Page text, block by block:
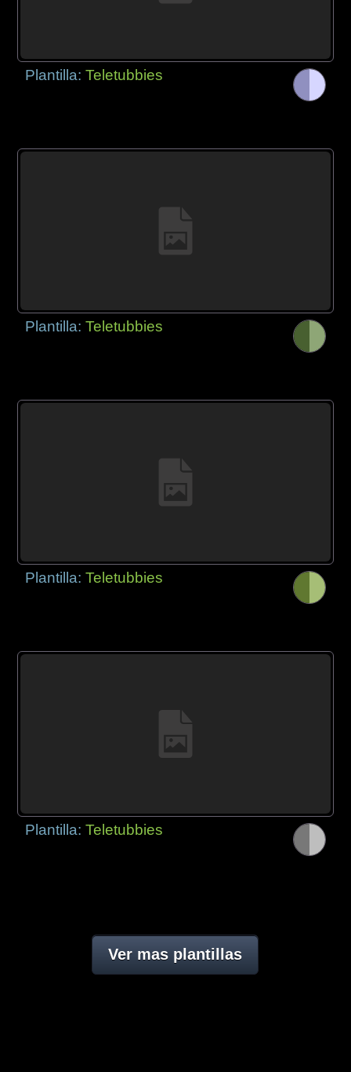
Plantilla:Teletubbies
Plantilla:Teletubbies
Plantilla:Teletubbies
Plantilla:Teletubbies
Ver mas plantillas